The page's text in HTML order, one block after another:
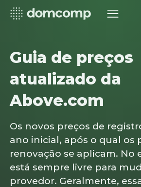
Guia de preços
atualizado da
Above.com
Os novos preços de
ano inicial, após o qual os
renovação se aplicam. No
está sempre livre para
provedor. Geralmente,